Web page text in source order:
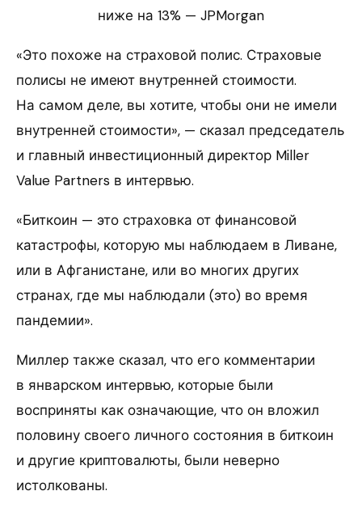
ниже на 13% — JPMorgan
«Это похоже на страховой полис. Страховые
полисы не имеют внутренней стоимости.
На самом деле, вы хотите, чтобы они не имели
внутренней стоимости», — сказал председатель
и главный инвестиционный директор Miller
Value Partners в интервью.
«Биткоин — это страховка от финансовой
катастрофы, которую мы наблюдаем в Ливане,
или в Афганистане, или во многих других
странах, где мы наблюдали (это) во время
пандемии».
Миллер также сказал, что его комментарии
в январском интервью, которые были
восприняты как означающие, что он вложил
половину своего личного состояния в биткоин
и другие криптовалюты, были неверно
истолкованы.